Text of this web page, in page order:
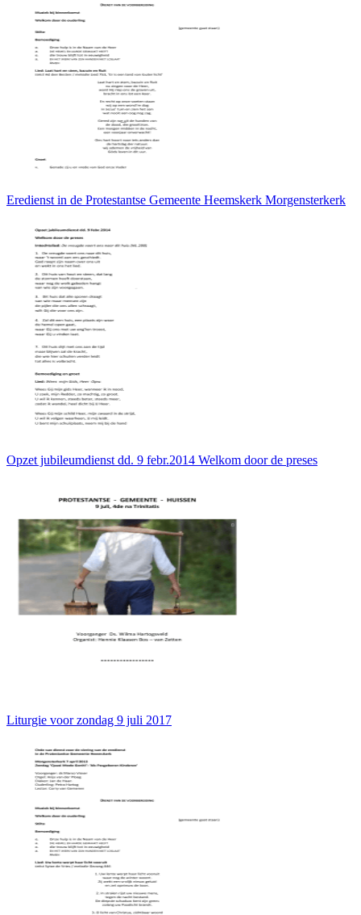
Eredienst in de Protestantse Gemeente Heemskerk Morgensterkerk
Opzet jubileumdienst dd. 9 febr.2014 Welkom door de preses
Liturgie voor zondag 9 juli 2017